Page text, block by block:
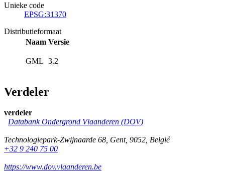
Unieke code
EPSG:31370
Distributieformaat
Naam Versie
GML 3.2
Verdeler
verdeler
Databank Ondergrond Vlaanderen (DOV)
Technologiepark-Zwijnaarde 68, Gent, 9052, België
+32 9 240 75 00
https://www.dov.vlaanderen.be